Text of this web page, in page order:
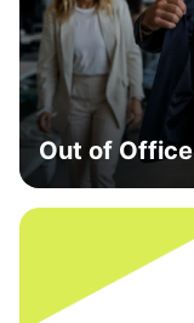
Out of Office